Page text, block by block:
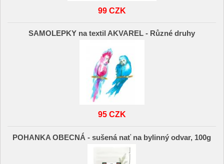
99 CZK
SAMOLEPKY na textil AKVAREL - Různé druhy
95 CZK
POHANKA OBECNÁ - sušená nať na bylinný odvar, 100g